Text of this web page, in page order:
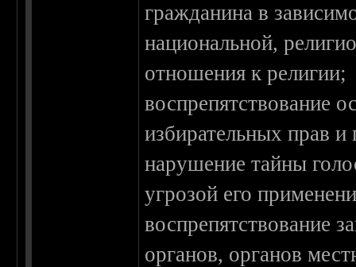
гражданина в
национальной,
отношения к религии;
воспрепятствование
избирательных прав
нарушение тайны
угрозой его
воспрепятствование
органов, органов